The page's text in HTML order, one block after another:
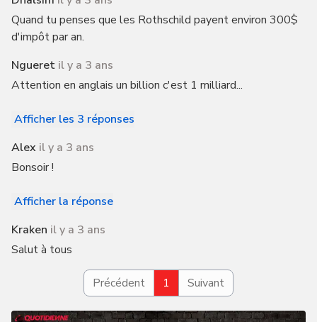
Quand tu penses que les Rothschild payent environ 300$
d'impôt par an.
Ngueret il y a 3 ans
Attention en anglais un billion c'est 1 milliard...
Afficher les 3 réponses
Alex il y a 3 ans
Bonsoir !
Afficher la réponse
Kraken il y a 3 ans
Salut à tous
Précédent 1 Suivant